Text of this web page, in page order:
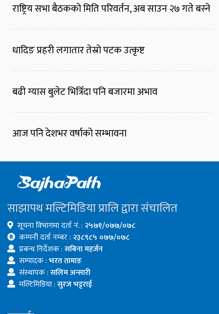
राष्ट्रिय सभा बैठकको मिति परिवर्तन, अब साउन २७ गते बस्ने
धादिङ प्रहरी लगातार तेस्रो पटक उत्कृष्ट
बढी ग्यास बुलेट भित्रिँदा पनि बजारमा अभाव
आज पनि देशभर वर्षाको सम्भावना
साझापथ मल्टिमिडिया प्रालि द्वारा संचालित
सूचना विभागमा दर्ता नं. : २५७१/०७७/०७८
कम्पनी दर्ता नम्बर : २३८९८५ ०७७/०७८
प्रबन्ध निर्देशक :सबिना महर्जन
सम्पादक :भरत तामाङ
संस्थापक :सलिम अन्सारी
मल्टिमिडिया :सुरज भट्टराई